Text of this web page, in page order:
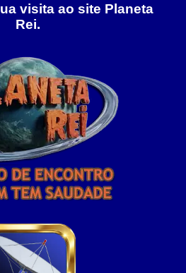
visita ao site Planeta
Rei.